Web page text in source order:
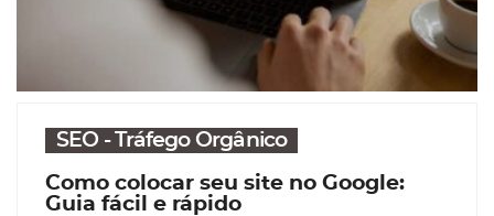
SEO - Tráfego Orgânico
Como colocar seu site no Google:
Guia fácil e rápido